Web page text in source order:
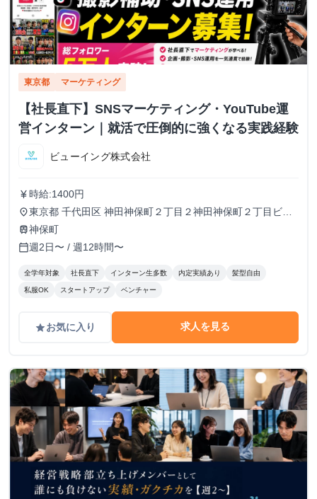
東京都 マーケティング
【社長直下】SNSマーケティング・YouTube運
営インターン｜就活で圧倒的に強くなる実践経験
ビューイング株式会社
currency_yen 時給:1400円
place東京都 千代田区 神田神保町２丁目２神田神保町２丁目ビル
５０２号室
train神保町
calendar_today週2日〜 / 週12時間〜
全学年対象 社長直下 インターン生多数 内定実績あり 髪型自由
私服OK スタートアップ ベンチャー
gradeお気に入り 求人を見る